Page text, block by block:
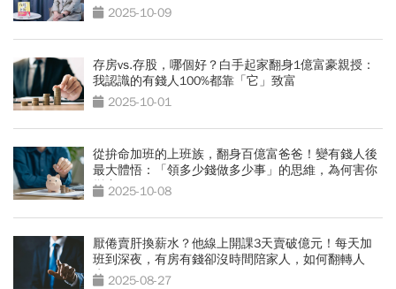
2025-10-09
存房vs.存股，哪個好？白手起家翻身1億富豪親授：
我認識的有錢人100%都靠「它」致富
2025-10-01
從拚命加班的上班族，翻身百億富爸爸！變有錢人後
最大體悟：「領多少錢做多少事」的思維，為何害你
變窮？
2025-10-08
厭倦賣肝換薪水？他線上開課3天賣破億元！每天加
班到深夜，有房有錢卻沒時間陪家人，如何翻轉人
生？2025-08-27